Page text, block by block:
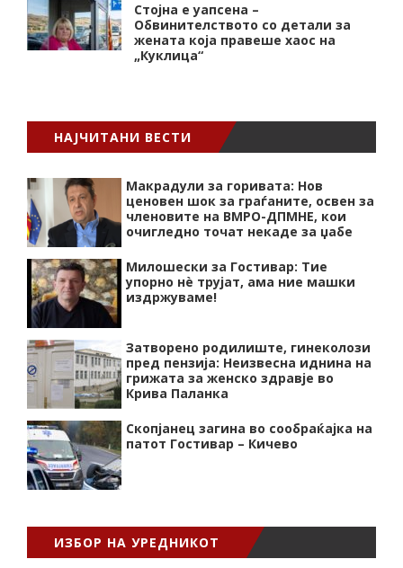
Стојна е уапсена –
Обвинителството со детали за
жената која правеше хаос на
„Куклица“
НАЈЧИТАНИ ВЕСТИ
Макрадули за горивата: Нов
ценовен шок за граѓаните, освен за
членовите на ВМРО-ДПМНЕ, кои
очигледно точат некаде за џабе
Милошески за Гостивар: Тие
упорно нѐ трујат, ама ние машки
издржуваме!
Затворено родилиште, гинеколози
пред пензија: Неизвесна иднина на
грижата за женско здравје во
Крива Паланка
Скопјанец загина во сообраќајка на
патот Гостивар – Кичево
ИЗБОР НА УРЕДНИКОТ